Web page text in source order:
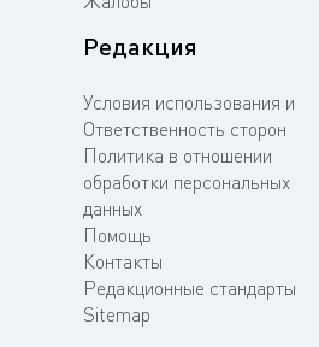
Редакция
Условия использования и
Ответственность сторон
Политика в отношении
обработки персональных
данных
Помощь
Контакты
Редакционные стандарты
Sitemap